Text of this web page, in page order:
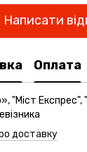
Написати
Оплата
Експрес",
доставку